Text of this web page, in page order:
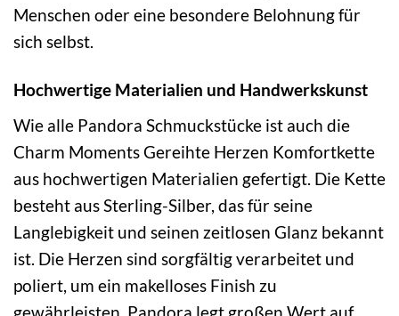
Menschen oder eine besondere Belohnung für
sich selbst.
Hochwertige Materialien und Handwerkskunst
Wie alle Pandora Schmuckstücke ist auch die
Charm Moments Gereihte Herzen Komfortkette
aus hochwertigen Materialien gefertigt. Die Kette
besteht aus Sterling-Silber, das für seine
Langlebigkeit und seinen zeitlosen Glanz bekannt
ist. Die Herzen sind sorgfältig verarbeitet und
poliert, um ein makelloses Finish zu